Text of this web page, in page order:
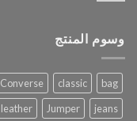
وسوم المنتج
bag
classic
Converse
jeans
Jumper
leather